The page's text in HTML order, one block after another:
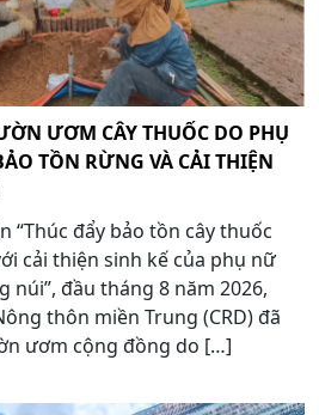
ƯƠM CÂY THUỐC DO PHỤ
TỒN RỪNG VÀ CẢI THIỆN
“Thúc đẩy bảo tồn cây thuốc
cải thiện sinh kế của phụ nữ
núi”, đầu tháng 8 năm 2026,
thôn miền Trung (CRD) đã
ươm cộng đồng do […]